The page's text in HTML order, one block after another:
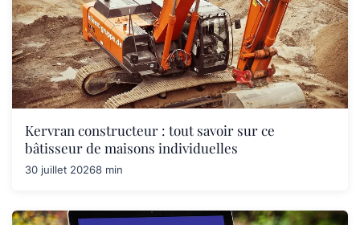
Kervran constructeur : tout savoir sur ce
bâtisseur de maisons individuelles
30 juillet 20268 min